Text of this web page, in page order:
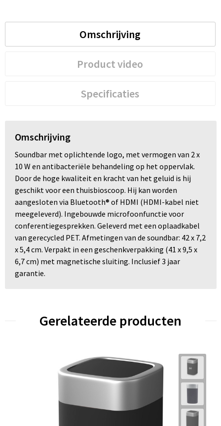
Trolleys
Waterbestendige tassen
Omschrijving
Product video
Specificaties
Omschrijving
Soundbar met oplichtende logo, met vermogen van 2 x
10 W en antibacteriële behandeling op het oppervlak.
Door de hoge kwaliteit en kracht van het geluid is hij
geschikt voor een thuisbioscoop. Hij kan worden
aangesloten via Bluetooth® of HDMI (HDMI-kabel niet
meegeleverd). Ingebouwde microfoonfunctie voor
conferentiegesprekken. Geleverd met een oplaadkabel
van gerecycled PET. Afmetingen van de soundbar: 42 x 7,2
x 5,4 cm. Verpakt in een geschenkverpakking (41 x 9,5 x
6,7 cm) met magnetische sluiting. Inclusief 3 jaar
garantie.
Gerelateerde producten